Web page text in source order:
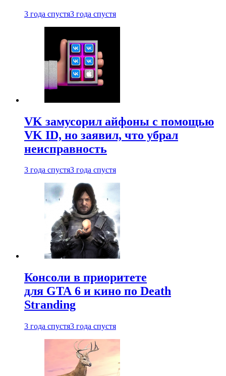
3 года спустя3 года спустя
VK замусорил айфоны с помощью
VK ID, но заявил, что убрал
неисправность
3 года спустя3 года спустя
Консоли в приоритете
для GTA 6 и кино по Death
Stranding
3 года спустя3 года спустя